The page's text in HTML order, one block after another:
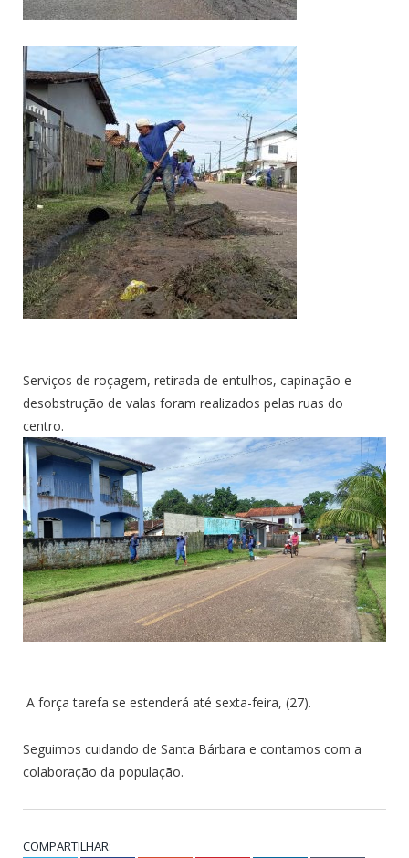
Serviços de roçagem, retirada de entulhos, capinação e
desobstrução de valas foram realizados pelas ruas do
centro.
A força tarefa se estenderá até sexta-feira, (27).
Seguimos cuidando de Santa Bárbara e contamos com a
colaboração da população.
COMPARTILHAR: